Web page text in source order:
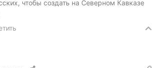
чтобы создать на Северном Кавказе